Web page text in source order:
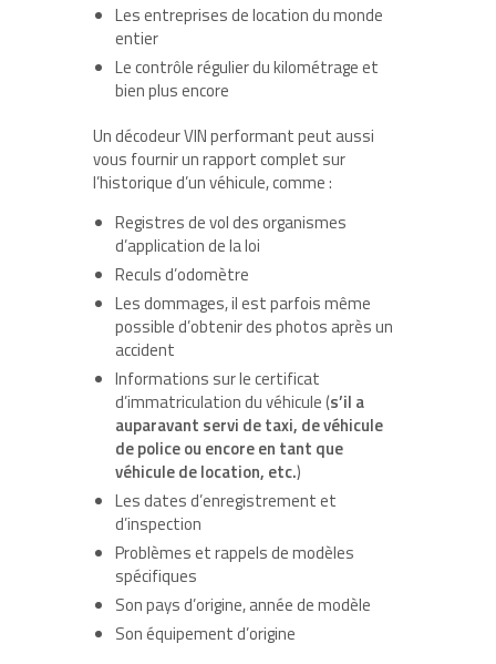
Les entreprises de location du monde
entier
Le contrôle régulier du kilométrage et
bien plus encore
Un décodeur VIN performant peut aussi
vous fournir un rapport complet sur
l’historique d’un véhicule, comme :
Registres de vol des organismes
d’application de la loi
Reculs d’odomètre
Les dommages, il est parfois même
possible d’obtenir des photos après un
accident
Informations sur le certificat
d’immatriculation du véhicule (s’il a
auparavant servi de taxi, de véhicule
de police ou encore en tant que
véhicule de location, etc.)
Les dates d’enregistrement et
d’inspection
Problèmes et rappels de modèles
spécifiques
Son pays d’origine, année de modèle
Son équipement d’origine